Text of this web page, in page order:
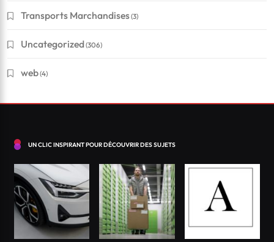
Transports Marchandises(3)
Uncategorized(306)
web(4)
UN CLIC INSPIRANT POUR DÉCOUVRIR DES SUJETS
Financement
Conseils pour réussir à obtenir un crédit en Suisse